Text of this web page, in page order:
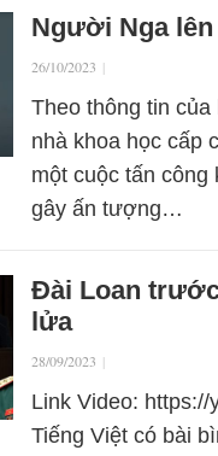
Người Nga
26/10/2023 |
Theo thông tin
nhà khoa học cấp
một cuộc tấn công
gây ấn tượng…
Đài Loan
lửa
28/09/2023 |
Link Video: https://
Tiếng Việt có bài